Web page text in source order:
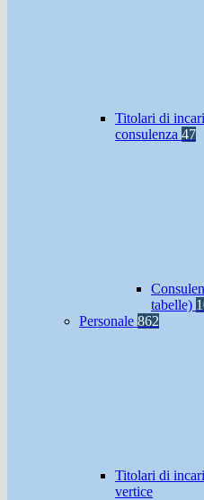
Titolari di
consulenza 47
tabelle)
Personale 862
Titolari di
vertice